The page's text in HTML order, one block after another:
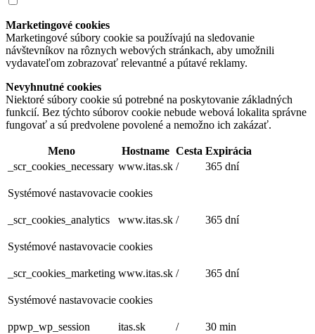
Marketingové cookies
Marketingové súbory cookie sa používajú na sledovanie
návštevníkov na rôznych webových stránkach, aby umožnili
vydavateľom zobrazovať relevantné a pútavé reklamy.
Nevyhnutné cookies
Niektoré súbory cookie sú potrebné na poskytovanie základných
funkcií. Bez týchto súborov cookie nebude webová lokalita správne
fungovať a sú predvolene povolené a nemožno ich zakázať.
Meno Hostname Cesta Expirácia
_scr_cookies_necessary www.itas.sk / 365 dní
Systémové nastavovacie cookies
_scr_cookies_analytics www.itas.sk / 365 dní
Systémové nastavovacie cookies
_scr_cookies_marketing www.itas.sk / 365 dní
Systémové nastavovacie cookies
ppwp_wp_session itas.sk / 30 min